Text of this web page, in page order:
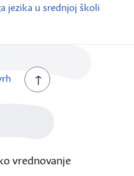
jezika u srednjoj školi
vrednovanje